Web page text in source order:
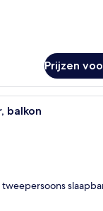
Prijzen
Een
balkon
tweepersoons